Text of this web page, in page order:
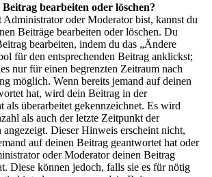
bearbeiten oder löschen?
Administrator oder Moderator bist, kannst du
Beiträge bearbeiten oder löschen. Du
bearbeiten, indem du das „Ändere
für den entsprechenden Beitrag anklickst;
nur für einen begrenzten Zeitraum nach
möglich. Wenn bereits jemand auf deinen
hat, wird dein Beitrag in der
als überarbeitet gekennzeichnet. Es wird
als auch der letzte Zeitpunkt der
angezeigt. Dieser Hinweis erscheint nicht,
auf deinen Beitrag geantwortet hat oder
oder Moderator deinen Beitrag
Diese können jedoch, falls sie es für nötig